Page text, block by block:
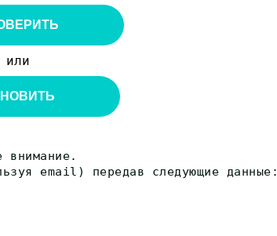
или
внимание.
email) передав следующие данные: